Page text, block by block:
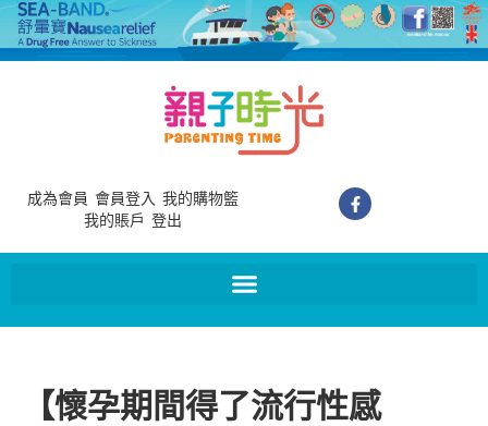
成為會員 會員登入 我的購物籃
我的賬戶 登出
【懷孕期間得了流行性感